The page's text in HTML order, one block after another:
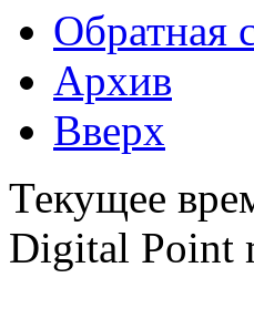
Обратная
Архив
Вверх
Текущее
Digital Point